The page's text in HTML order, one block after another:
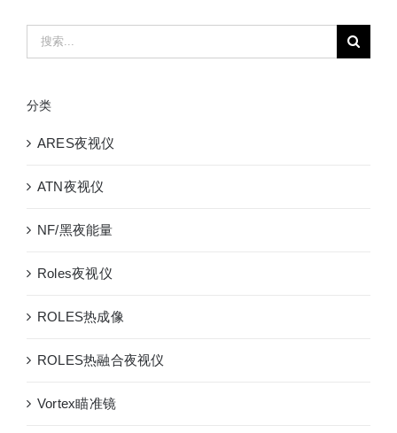
索：
分类
ARES夜视仪
ATN夜视仪
NF/黑夜能量
Roles夜视仪
ROLES热成像
ROLES热融合夜视仪
Vortex瞄准镜